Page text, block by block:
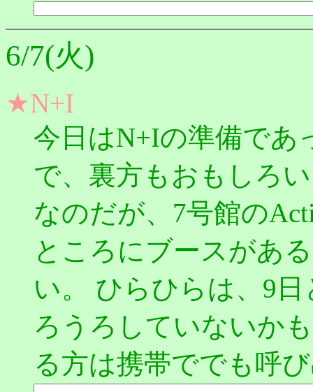
6/7(火)
★N+I
今日はN+Iの準備であ
で、裏方もおもしろ
なのだが、7号館の
ところにブースがあ
い。 ひらひらは、9
ろうろしていないか
る方は携帯ででも呼